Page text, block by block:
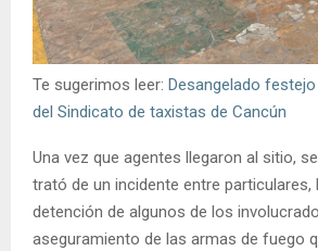
Te sugerimos leer: Desangelado
del Sindicato de taxistas de Cancún
Una vez que agentes llegaron al sitio,
trató de un incidente entre particulares,
detención de algunos de los
aseguramiento de las armas de fuego